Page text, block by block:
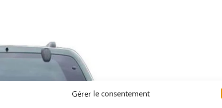
Gérer le consentement